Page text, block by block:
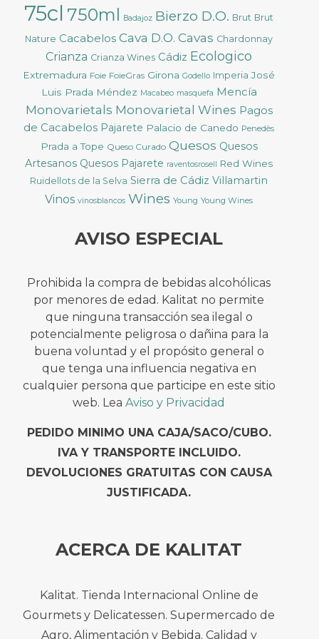
75cl 750ml Badajoz Bierzo D.O. Brut Brut
Nature Cacabelos Cava D.O. Cavas Chardonnay
Crianza Crianza Wines Cádiz Ecologico
Extremadura Foie FoieGras Girona Godello Imperia José
Luis Prada Méndez Macabeo masquefa Mencía
Monovarietals Monovarietal Wines Pagos
de Cacabelos Pajarete Palacio de Canedo Penedès
Prada a Tope Queso Curado Quesos Quesos
Artesanos Quesos Pajarete raventosrosell Red Wines
Ruidellots de la Selva Sierra de Cádiz Villamartin
Vinos vinosblancos Wines Young Young Wines
AVISO ESPECIAL
Prohibida la compra de bebidas alcohólicas
por menores de edad. Kalitat no permite
que ninguna transacción sea ilegal o
potencialmente peligrosa o dañina para la
buena voluntad y el propósito general o
que tenga una influencia negativa en
cualquier persona que participe en este sitio
web. Lea Aviso y Privacidad
PEDIDO MINIMO UNA CAJA/SACO/CUBO.
IVA Y TRANSPORTE INCLUIDO.
DEVOLUCIONES GRATUITAS CON CAUSA
JUSTIFICADA.
ACERCA DE KALITAT
Kalitat. Tienda Internacional Online de
Gourmets y Delicatessen. Supermercado de
Agro, Alimentación y Bebida. Calidad y